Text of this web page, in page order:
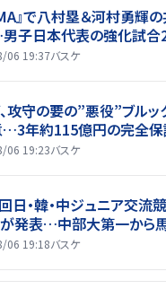
』で八村塁＆河村勇輝
子日本代表の強化試合
06 19:37バスケ
攻守の要の”悪役”ブル
…3年約115億円の完全
06 19:23バスケ
日・韓・中ジュニア交流
発表…中部大第一から
06 19:18バスケ